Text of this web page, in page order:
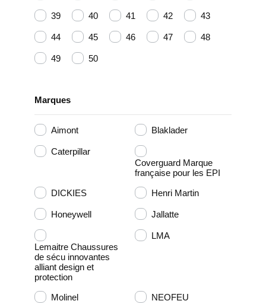
39 40 41 42 43
44 45 46 47 48
49 50
Marques
Aimont Blaklader
Caterpillar
Coverguard Marque
française pour les EPI
DICKIES
Henri Martin
Honeywell Jallatte
Lemaitre Chaussures
de sécu innovantes
alliant design et
protection
LMA
Molinel NEOFEU